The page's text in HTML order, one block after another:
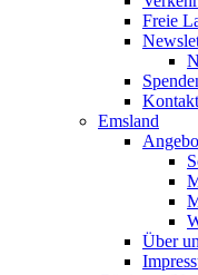
Freie
Emsland
Über